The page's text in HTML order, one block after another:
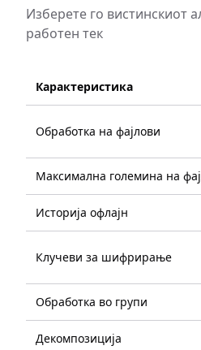
Изберете го вистинскиот
работен тек
Карактеристика
Обработка на фајлови
Максимална големина на
Историја офлајн
Клучеви за шифрирање
Обработка во групи
Декомпозиција